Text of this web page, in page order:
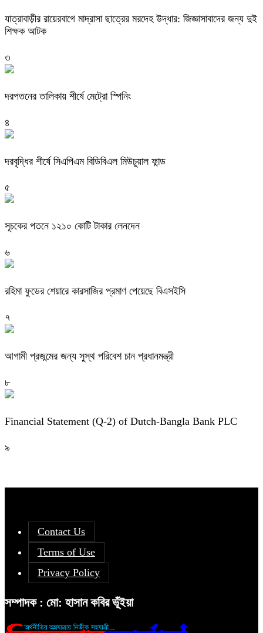
যাত্রাবাড়ীর রায়েরবাগে মাদ্রাসা ছাত্রের মরদেহ উদ্ধার: জিজ্ঞাসাবাদের জন্য দুই
শিক্ষক আটক
৩
দরপতনের তালিকায় শীর্ষে মেট্রো স্পিনিং
৪
দরবৃদ্ধির শীর্ষে সিএপিএম বিডিবিএল মিউচুয়াল ফান্ড
৫
সূচকের পতনে ১২১০ কোটি টাকার লেনদেন
৬
রহিমা ফুডের শেয়ারে কারসাজির প্রমাণ পেয়েছে বিএসইসি
৭
আগামী প্রজন্মের জন্য সুস্থ পরিবেশ চান প্রধানমন্ত্রী
৮
Financial Statement (Q-2) of Dutch-Bangla Bank PLC
৯
Contact Us
Terms of Use
Privacy Policy
সম্পাদক : মো: হাসান কবির ভূঁইয়া